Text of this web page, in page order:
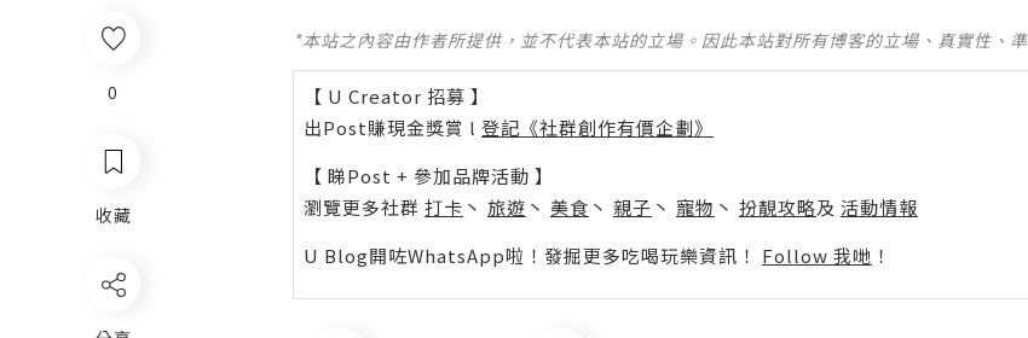
0
收藏
*本站之內容由作者所提供，並不代表本站的立場。因此本站對所有博客的立場、真實性、
【 U Creator 招募 】
出Post賺現金獎賞 l 登記《社群創作有價企劃》
【 睇Post + 參加品牌活動 】
瀏覽更多社群 打卡 丶 旅遊 丶 美食 丶 親子 丶 寵物 丶 扮靚攻略及 活動情報
U Blog開咗WhatsApp啦！發掘更多吃喝玩樂資訊！ Follow 我哋 ！